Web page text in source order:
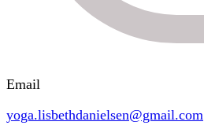
Email
yoga.lisbethdanielsen@gmail.com